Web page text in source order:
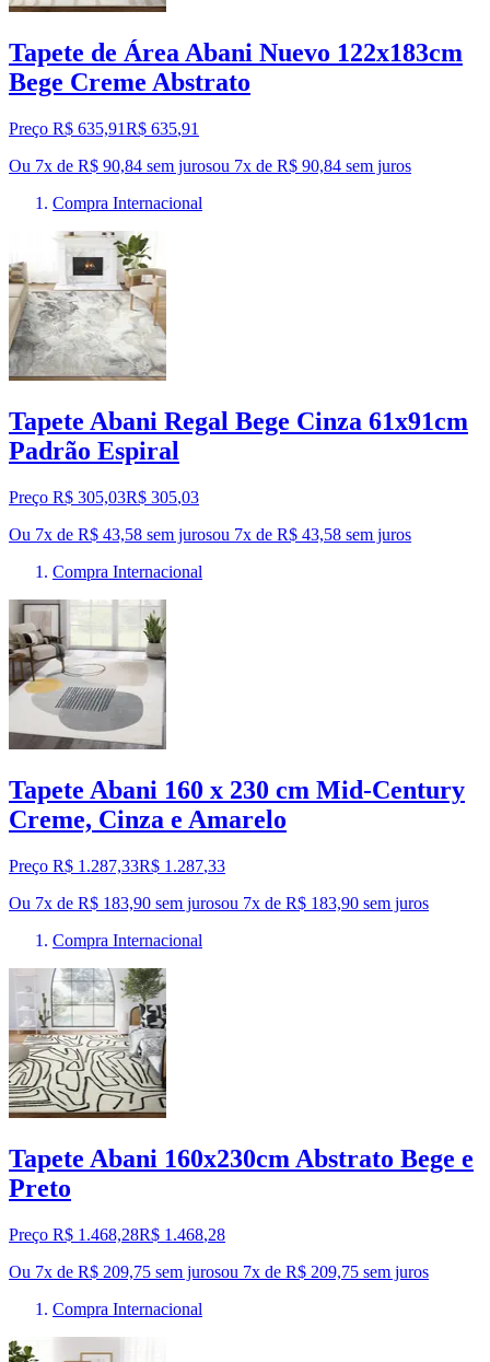
Tapete de Área Abani Nuevo 122x183cm
Bege Creme Abstrato
Preço R$ 635,91R$ 635,91
Ou 7x de R$ 90,84 sem jurosou 7x de R$ 90,84 sem juros
Compra Internacional
Tapete Abani Regal Bege Cinza 61x91cm
Padrão Espiral
Preço R$ 305,03R$ 305,03
Ou 7x de R$ 43,58 sem jurosou 7x de R$ 43,58 sem juros
Compra Internacional
Tapete Abani 160 x 230 cm Mid-Century
Creme, Cinza e Amarelo
Preço R$ 1.287,33R$ 1.287,33
Ou 7x de R$ 183,90 sem jurosou 7x de R$ 183,90 sem juros
Compra Internacional
Tapete Abani 160x230cm Abstrato Bege e
Preto
Preço R$ 1.468,28R$ 1.468,28
Ou 7x de R$ 209,75 sem jurosou 7x de R$ 209,75 sem juros
Compra Internacional